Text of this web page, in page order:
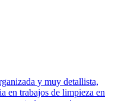
y muy detallista,
en trabajos de limpieza en